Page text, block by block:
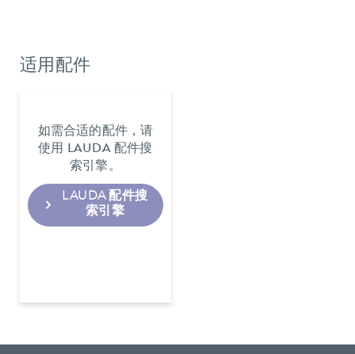
适用配件
如需合适的配件，请
使用 LAUDA 配件搜
索引擎。
LAUDA 配件搜
索引擎